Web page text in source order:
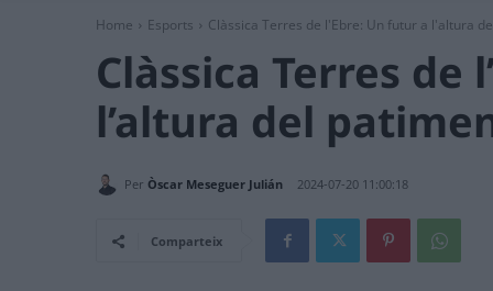
Home Esports Clàssica Terres de l'Ebre: Un futur a l'altura
Clàssica Terres de
l’altura del
Per Òscar Meseguer Julián 2024-07-20 11:00:18
Comparteix